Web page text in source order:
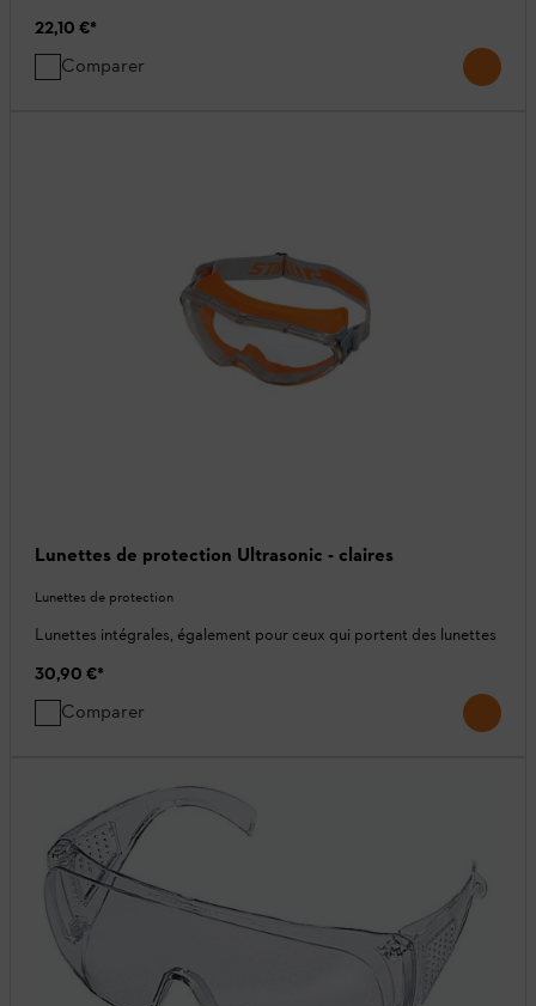
22,10 €*
Comparer
Lunettes de protection Ultrasonic - claires
Lunettes de protection
Lunettes intégrales, également pour ceux qui portent des lunettes
30,90 €*
Comparer